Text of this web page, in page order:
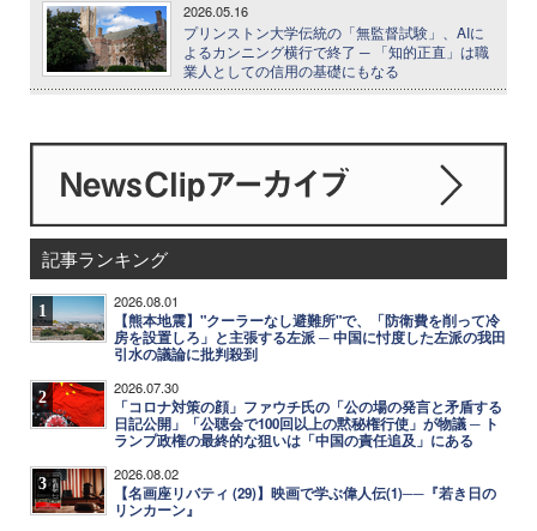
2026.05.16
プリンストン大学伝統の「無監督試験」、AIに
よるカンニング横行で終了 ─ 「知的正直」は職
業人としての信用の基礎にもなる
記事ランキング
1 2026.08.01
【熊本地震】"クーラーなし避難所"で、「防衛費を削って冷
房を設置しろ」と主張する左派 ─ 中国に忖度した左派の我田
引水の議論に批判殺到
2 2026.07.30
「コロナ対策の顔」ファウチ氏の「公の場の発言と矛盾する
日記公開」「公聴会で100回以上の黙秘権行使」が物議 ─ ト
ランプ政権の最終的な狙いは「中国の責任追及」にある
3 2026.08.02
【名画座リバティ (29)】映画で学ぶ偉人伝(1)──『若き日の
リンカーン』